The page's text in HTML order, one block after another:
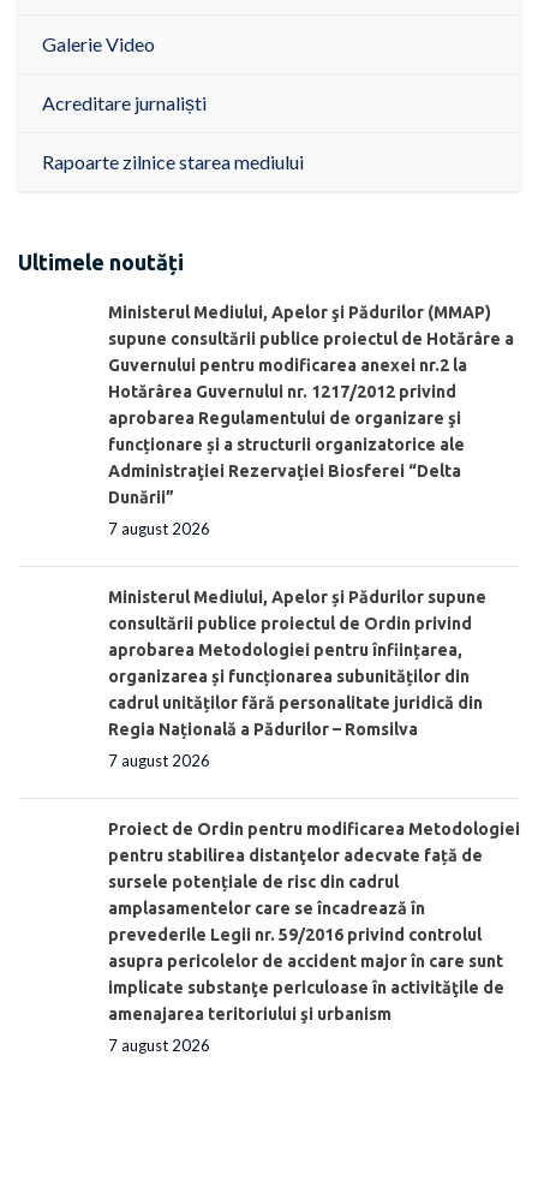
Galerie Video
Acreditare jurnaliști
Rapoarte zilnice starea mediului
Ultimele noutăți
Ministerul Mediului, Apelor şi Pădurilor (MMAP)
supune consultării publice proiectul de Hotărâre a
Guvernului pentru modificarea anexei nr.2 la
Hotărârea Guvernului nr. 1217/2012 privind
aprobarea Regulamentului de organizare şi
funcționare și a structurii organizatorice ale
Administraţiei Rezervaţiei Biosferei “Delta
Dunării”
7 august 2026
Ministerul Mediului, Apelor și Pădurilor supune
consultării publice proiectul de Ordin privind
aprobarea Metodologiei pentru înființarea,
organizarea și funcționarea subunităților din
cadrul unităților fără personalitate juridică din
Regia Națională a Pădurilor – Romsilva
7 august 2026
Proiect de Ordin pentru modificarea Metodologiei
pentru stabilirea distanţelor adecvate față de
sursele potențiale de risc din cadrul
amplasamentelor care se încadrează în
prevederile Legii nr. 59/2016 privind controlul
asupra pericolelor de accident major în care sunt
implicate substanţe periculoase în activităţile de
amenajarea teritoriului şi urbanism
7 august 2026